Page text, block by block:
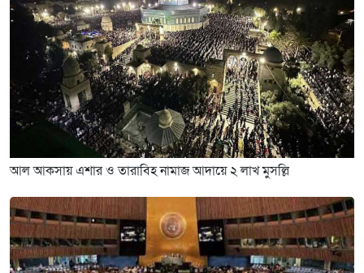
আল আকসায় এশার ও তারাবিহ নামাজ আদায়ে ২ লাখ মুসল্লি